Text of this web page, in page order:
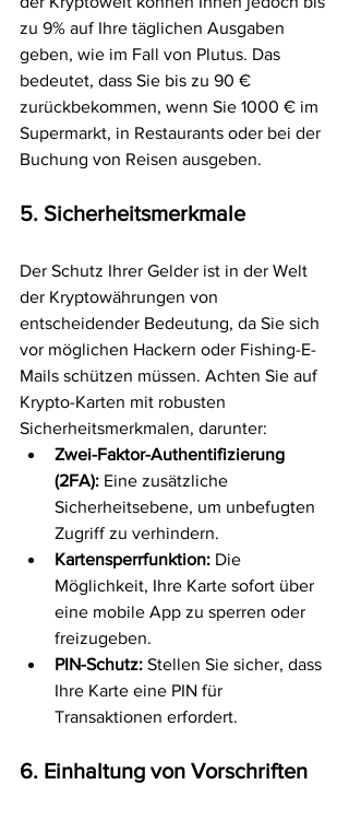
zu 9% auf Ihre täglichen Ausgaben
geben, wie im Fall von Plutus. Das
bedeutet, dass Sie bis zu 90 €
zurückbekommen, wenn Sie 1000 € im
Supermarkt, in Restaurants oder bei der
Buchung von Reisen ausgeben.
5. Sicherheitsmerkmale
Der Schutz Ihrer Gelder ist in der Welt
der Kryptowährungen von
entscheidender Bedeutung, da Sie sich
vor möglichen Hackern oder Fishing-E-
Mails schützen müssen. Achten Sie auf
Krypto-Karten mit robusten
Sicherheitsmerkmalen, darunter:
Zwei-Faktor-Authentifizierung
(2FA): Eine zusätzliche
Sicherheitsebene, um unbefugten
Zugriff zu verhindern.
Kartensperrfunktion: Die
Möglichkeit, Ihre Karte sofort über
eine mobile App zu sperren oder
freizugeben.
PIN-Schutz: Stellen Sie sicher, dass
Ihre Karte eine PIN für
Transaktionen erfordert.
6. Einhaltung von Vorschriften